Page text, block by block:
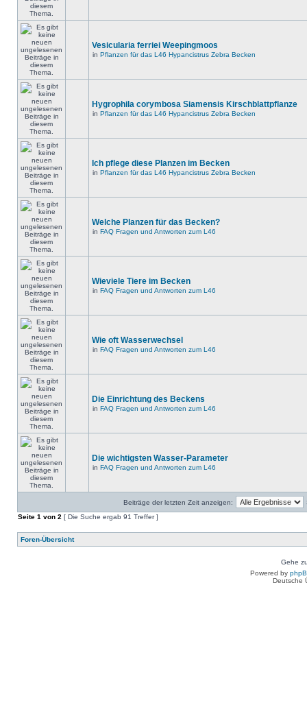
Vesicularia ferriei Weepingmoos
in Pflanzen für das L46 Hypancistrus Zebra Becken
Hygrophila corymbosa Siamensis Kirschblattpflanze
in Pflanzen für das L46 Hypancistrus Zebra Becken
Ich pflege diese Planzen im Becken
in Pflanzen für das L46 Hypancistrus Zebra Becken
Welche Planzen für das Becken?
in FAQ Fragen und Antworten zum L46
Wieviele Tiere im Becken
in FAQ Fragen und Antworten zum L46
Wie oft Wasserwechsel
in FAQ Fragen und Antworten zum L46
Die Einrichtung des Beckens
in FAQ Fragen und Antworten zum L46
Die wichtigsten Wasser-Parameter
in FAQ Fragen und Antworten zum L46
Beiträge der letzten Zeit anzeigen:
Seite 1 von 2 [ Die Suche ergab 91 Treffer ]
Foren-Übersicht
Gehe
Powered by
Deutsche